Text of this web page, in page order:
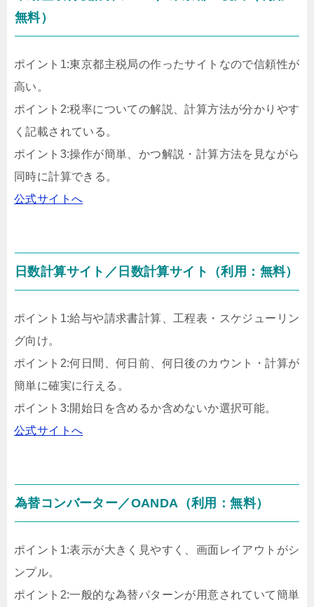
無料）
ポイント1:東京都主税局の作ったサイトなので信頼性が
高い。
ポイント2:税率についての解説、計算方法が分かりやす
く記載されている。
ポイント3:操作が簡単、かつ解説・計算方法を見ながら
同時に計算できる。
公式サイトへ
日数計算サイト／日数計算サイト（利用：無料）
ポイント1:給与や請求書計算、工程表・スケジューリン
グ向け。
ポイント2:何日間、何日前、何日後のカウント・計算が
簡単に確実に行える。
ポイント3:開始日を含めるか含めないか選択可能。
公式サイトへ
為替コンバーター／OANDA（利用：無料）
ポイント1:表示が大きく見やすく、画面レイアウトがシ
ンプル。
ポイント2:一般的な為替パターンが用意されていて簡単